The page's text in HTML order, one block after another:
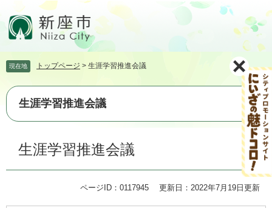
頭
す。
飛
し
て
現在地 トップページ > 生涯学習推進会議
生涯学習推進会議
生涯学習推進会議
ページID：0117945 更新日：2022年7月19日更新